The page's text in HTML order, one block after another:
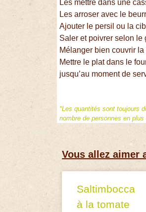
Les mettre dans une
Les arroser avec le
Ajouter le persil ou la
Saler et poivrer selon le
Mélanger bien couvrir
Mettre le plat dans le
jusqu’au moment de
*Les quantités sont toujours
nombre de personnes en
Vous allez aimer
Saltimbocca
à la tomate